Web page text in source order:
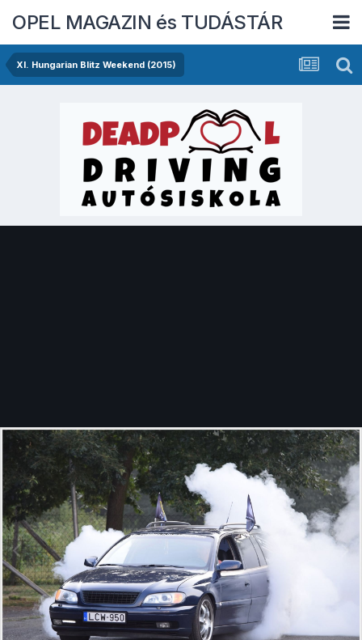
OPEL MAGAZIN és TUDÁSTÁR
XI. Hungarian Blitz Weekend (2015)